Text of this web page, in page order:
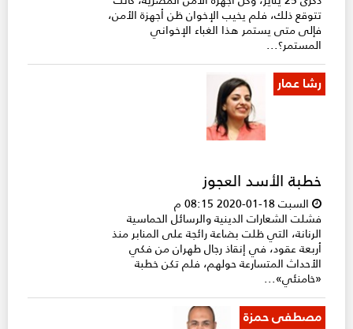
تتوقع ذلك، فلم يخيب الإخوان ظن أجهزة الأمن،
فإلى متى يستمر هذا الغباء الإخواني
المستمر؟...
رشا عمار
خطبة الأسد العجوز
السبت 18-01-2020 08:15 م
فشلت الشعارات الدينية والرسائل الحماسية
الرنانة، التي ظلت بضاعة رائجة على المنابر منذ
أربعة عقود، في إنقاذ رجال طهران من فكي
الأحداث المتسارعة حولهم، فلم تكن خطبة
«خامنئي»...
مصطفى حمزة